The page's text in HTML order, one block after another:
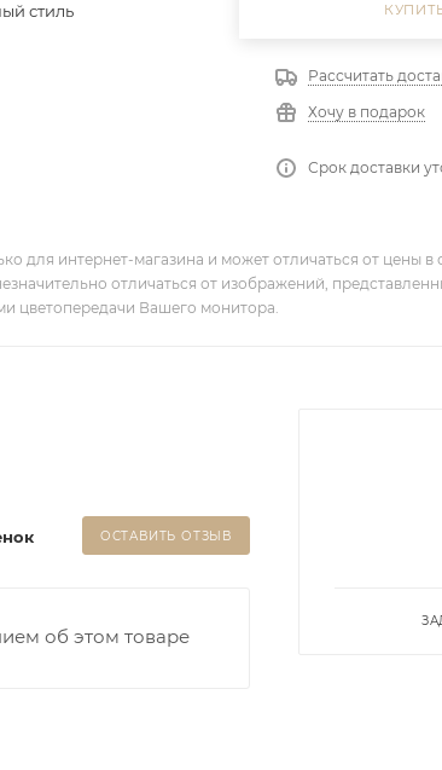
стиль
Рассчитать
Хочу в подарок
Срок доставки
для интернет-магазина и может отличаться от цены в
отличаться от изображений,
цветопередачи Вашего монитора.
ОСТАВИТЬ ОТЗЫВ
об этом товаре